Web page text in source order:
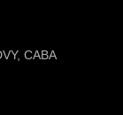
CABA